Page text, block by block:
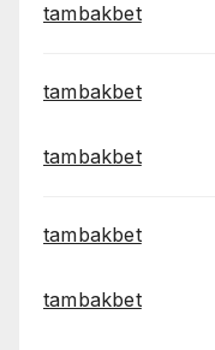
tambakbet
tambakbet
tambakbet
tambakbet
tambakbet